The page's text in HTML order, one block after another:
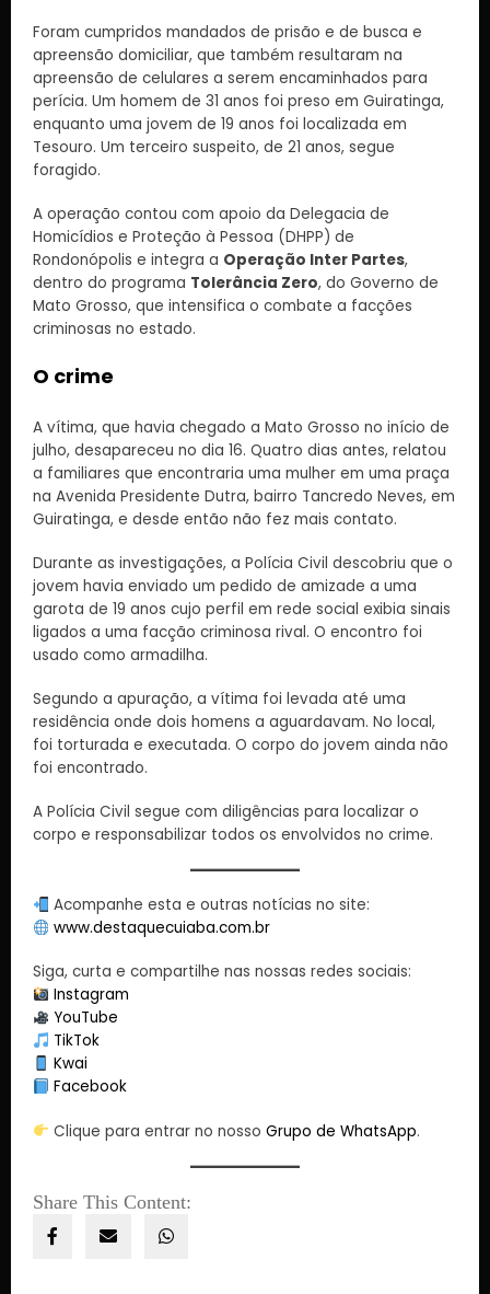
Foram cumpridos mandados de prisão e de busca e
apreensão domiciliar, que também resultaram na
apreensão de celulares a serem encaminhados para
perícia. Um homem de 31 anos foi preso em Guiratinga,
enquanto uma jovem de 19 anos foi localizada em
Tesouro. Um terceiro suspeito, de 21 anos, segue
foragido.
A operação contou com apoio da Delegacia de
Homicídios e Proteção à Pessoa (DHPP) de
Rondonópolis e integra a Operação Inter Partes,
dentro do programa Tolerância Zero, do Governo de
Mato Grosso, que intensifica o combate a facções
criminosas no estado.
O crime
A vítima, que havia chegado a Mato Grosso no início de
julho, desapareceu no dia 16. Quatro dias antes, relatou
a familiares que encontraria uma mulher em uma praça
na Avenida Presidente Dutra, bairro Tancredo Neves, em
Guiratinga, e desde então não fez mais contato.
Durante as investigações, a Polícia Civil descobriu que o
jovem havia enviado um pedido de amizade a uma
garota de 19 anos cujo perfil em rede social exibia sinais
ligados a uma facção criminosa rival. O encontro foi
usado como armadilha.
Segundo a apuração, a vítima foi levada até uma
residência onde dois homens a aguardavam. No local,
foi torturada e executada. O corpo do jovem ainda não
foi encontrado.
A Polícia Civil segue com diligências para localizar o
corpo e responsabilizar todos os envolvidos no crime.
Acompanhe esta e outras notícias no site:
www.destaquecuiaba.com.br
Siga, curta e compartilhe nas nossas redes sociais:
Instagram
YouTube
TikTok
Kwai
Facebook
Clique para entrar no nossoGrupo de WhatsApp.
Share This Content: